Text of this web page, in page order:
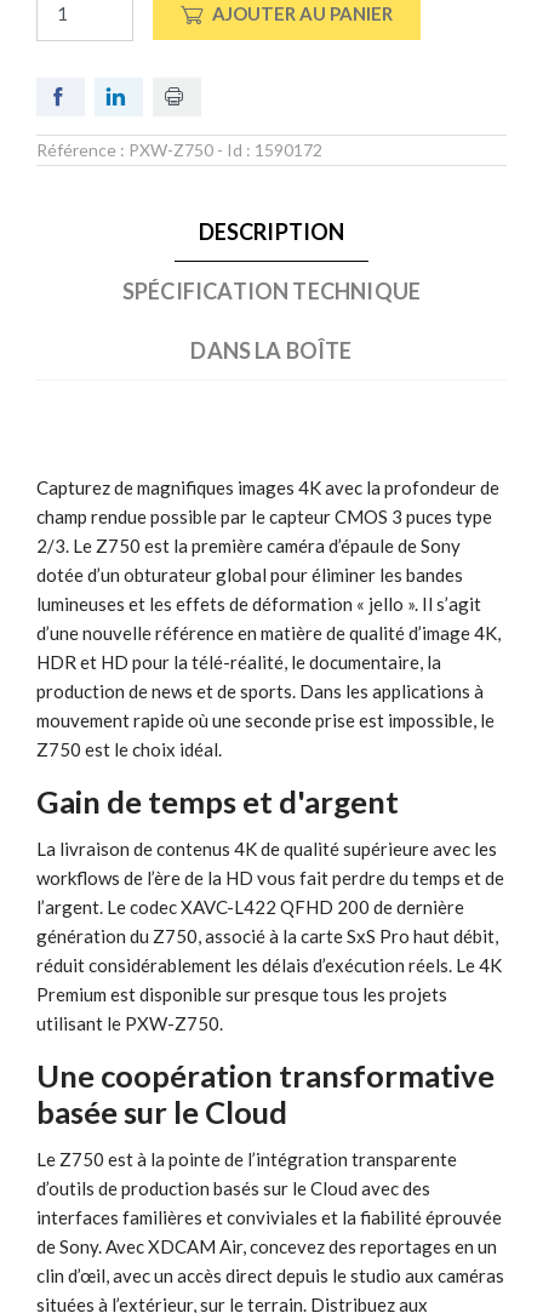
AJOUTER AU PANIER
Référence : PXW-Z750 - Id : 1590172
DESCRIPTION
SPÉCIFICATION TECHNIQUE
DANS LA BOÎTE
Capturez de magnifiques images 4K avec la profondeur de
champ rendue possible par le capteur CMOS 3 puces type
2/3. Le Z750 est la première caméra d’épaule de Sony
dotée d’un obturateur global pour éliminer les bandes
lumineuses et les effets de déformation « jello ». Il s’agit
d’une nouvelle référence en matière de qualité d’image 4K,
HDR et HD pour la télé-réalité, le documentaire, la
production de news et de sports. Dans les applications à
mouvement rapide où une seconde prise est impossible, le
Z750 est le choix idéal.
Gain de temps et d'argent
La livraison de contenus 4K de qualité supérieure avec les
workflows de l’ère de la HD vous fait perdre du temps et de
l’argent. Le codec XAVC-L422 QFHD 200 de dernière
génération du Z750, associé à la carte SxS Pro haut débit,
réduit considérablement les délais d’exécution réels. Le 4K
Premium est disponible sur presque tous les projets
utilisant le PXW-Z750.
Une coopération transformative
basée sur le Cloud
Le Z750 est à la pointe de l’intégration transparente
d’outils de production basés sur le Cloud avec des
interfaces familières et conviviales et la fiabilité éprouvée
de Sony. Avec XDCAM Air, concevez des reportages en un
clin d’œil, avec un accès direct depuis le studio aux caméras
situées à l’extérieur, sur le terrain. Distribuez aux